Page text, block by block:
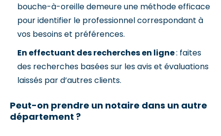
bouche-à-oreille demeure une méthode efficace
pour identifier le professionnel correspondant à
vos besoins et préférences.
En effectuant des recherches en ligne: faites
des recherches basées sur les avis et évaluations
laissés par d’autres clients.
Peut-on prendre un notaire dans un autre
département ?